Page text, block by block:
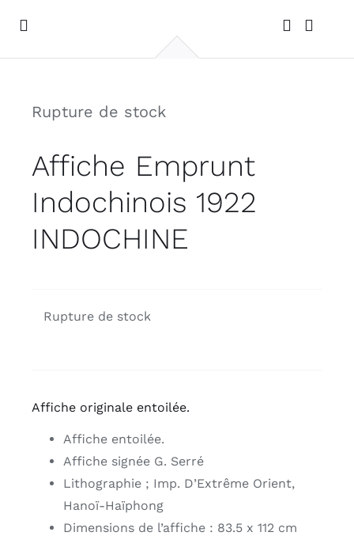
contenu
Toggle
Navigation
GALERIE
PHOTOS DE VOYAGES
Rupture de stock
Affiche Emprunt
Indochinois 1922
INDOCHINE
Rupture de stock
Affiche originale entoilée.
Affiche entoilée.
Affiche signée G. Serré
Lithographie ; Imp. D’Extrême Orient,
Hanoï-Haïphong
Dimensions de l’affiche : 83.5 x 112 cm